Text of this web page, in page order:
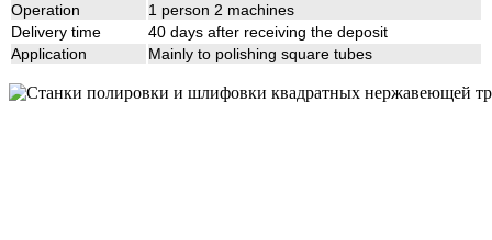
Operation
1 person 2 machines
Delivery time
40 days after receiving the deposit
Application
Mainly to polishing square tubes